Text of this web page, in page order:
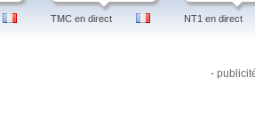
TMC en direct NT1 en direct
-